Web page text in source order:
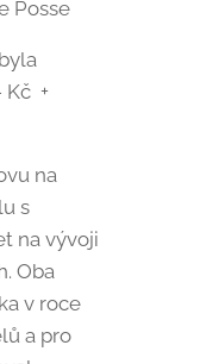
Posse
Kč +
na
s
na vývoji
Oba
v roce
a pro